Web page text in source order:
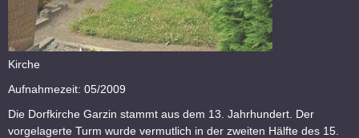
Kirche
Aufnahmezeit: 05/2009
Die Dorfkirche Garzin stammt aus dem 13. Jahrhundert. Der
vorgelagerte Turm wurde vermutlich in der zweiten Hälfte des 15.